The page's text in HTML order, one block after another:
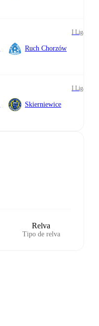
I Liga
Ruch Chorzów
I Liga
Skierniewice
Relva
Tipo de relva